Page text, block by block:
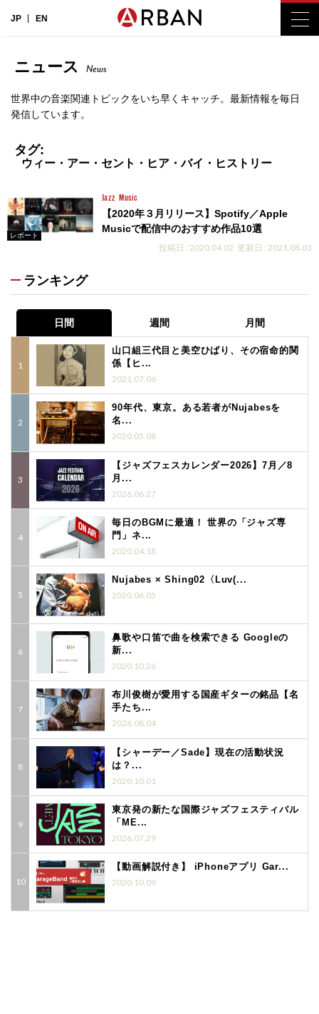
JP EN
ニュース News
世界中の音楽関連トピックをいち早くキャッチ。最新情報を毎日
発信しています。
タグ:
ウィー・アー・セント・ヒア・バイ・ヒストリー
レポート
Jazz Music
【2020年３月リリース】Spotify／Apple
Musicで配信中のおすすめ作品10選
投稿日 : 2020.04.02 更新日 : 2021.08.03
ランキング
日間 週間 月間
山口組三代目と美空ひばり、その宿命的関
係【ヒ...
2021.07.06
90年代、東京。ある若者がNujabesを
名...
2020.05.08
【ジャズフェスカレンダー2026】7月／8
月...
2026.06.27
毎日のBGMに最適！ 世界の「ジャズ専
門」ネ...
2020.04.18
Nujabes × Shing02〈Luv(...
2020.06.05
鼻歌や口笛で曲を検索できる Googleの
新...
2020.10.26
布川俊樹が愛用する国産ギターの銘品【名
手たち...
2026.08.04
【シャーデー／Sade】現在の活動状況
は？...
2020.10.01
東京発の新たな国際ジャズフェスティバル
「ME...
2026.07.29
【動画解説付き】 iPhoneアプリ Gar...
2020.10.09